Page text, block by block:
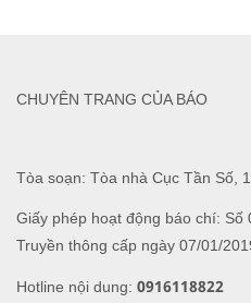
Tòa soạn: Tòa nhà Cục Tần Số,
Giấy phép hoạt động báo chí: Số
Truyền thông cấp ngày 07/01/
Hotline nội dung: 0916118822
CHUYÊN TRANG CỦA BÁO